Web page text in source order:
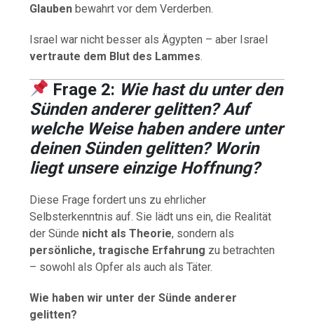
Glauben bewahrt vor dem Verderben.
Israel war nicht besser als Ägypten – aber Israel
vertraute dem Blut des Lammes.
Frage 2: Wie hast du unter den
Sünden anderer gelitten? Auf
welche Weise haben andere unter
deinen Sünden gelitten? Worin
liegt unsere einzige Hoffnung?
Diese Frage fordert uns zu ehrlicher
Selbsterkenntnis auf. Sie lädt uns ein, die Realität
der Sünde nicht als Theorie, sondern als
persönliche, tragische Erfahrung zu betrachten
– sowohl als Opfer als auch als Täter.
Wie haben wir unter der Sünde anderer
gelitten?